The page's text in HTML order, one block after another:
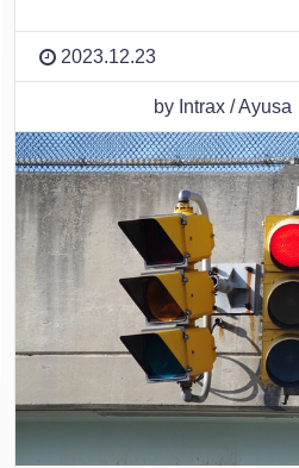
2023.12.23
by Intrax / Ayusa